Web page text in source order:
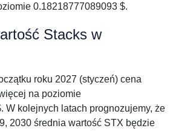
0.18218777089093 $.
Stacks w
roku 2027 (styczeń) cena
na poziomie
W kolejnych latach prognozujemy, że
2030 średnia wartość STX będzie